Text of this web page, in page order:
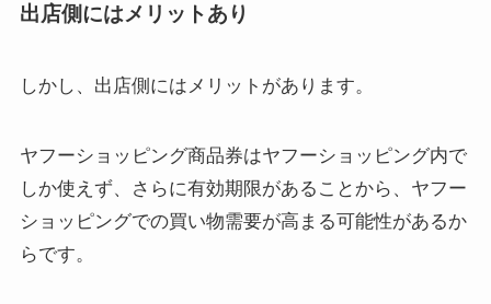
出店側にはメリットあり
しかし、出店側にはメリットがあります。
ヤフーショッピング商品券はヤフーショッピング内で
しか使えず、さらに有効期限があることから、ヤフー
ショッピングでの買い物需要が高まる可能性があるか
らです。